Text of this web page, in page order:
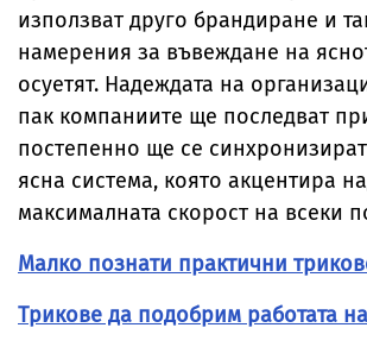
използват друго брандиране и
намерения за въвеждане на
осуетят. Надеждата на
пак компаниите ще последват
постепенно ще се
ясна система, която акцентира
максималната скорост на всеки
Малко познати практични
Трикове да подобрим работата